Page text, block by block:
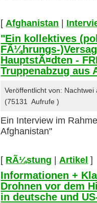
[Afghanistan
"Ein kollektives
FÃ¼hrungs-
HauptstÃ¤dten -
Truppenabzug aus
Veröffentlicht von:
(75131 Aufrufe )
Ein Interview im
Afghanistan"
[ RÃ¼stung |Artikel ]
Informationen +
Drohnen vor dem
in deutsche und